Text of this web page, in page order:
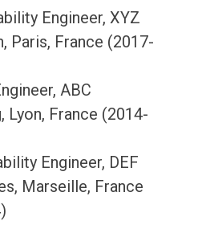
Engineer, XYZ
Paris, France (2017-
ABC
Lyon, France (2014-
Engineer, DEF
Marseille, France